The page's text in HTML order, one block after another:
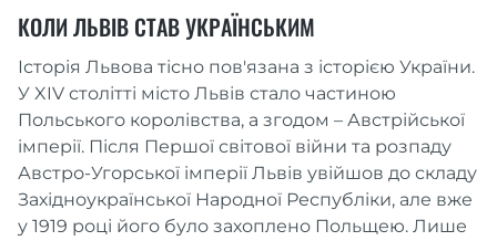
КОЛИ ЛЬВІВ СТАВ УКРАЇНСЬКИМ
Історія Львова тісно пов'язана з історією України.
У XIV столітті місто Львів стало частиною
Польського королівства, а згодом – Австрійської
імперії. Після Першої світової війни та розпаду
Австро-Угорської імперії Львів увійшов до складу
Західноукраїнської Народної Республіки, але вже
у 1919 році його було захоплено Польщею. Лише